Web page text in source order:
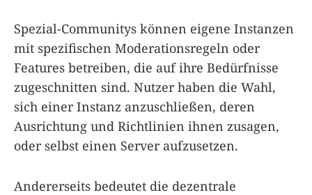
Spezial-Communitys können eigene Instanzen
mit spezifischen Moderationsregeln oder
Features betreiben, die auf ihre Bedürfnisse
zugeschnitten sind. Nutzer haben die Wahl,
sich einer Instanz anzuschließen, deren
Ausrichtung und Richtlinien ihnen zusagen,
oder selbst einen Server aufzusetzen.
Andererseits bedeutet die dezentrale